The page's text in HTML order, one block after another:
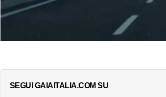
SEGUI GAIAITALIA.COM SU